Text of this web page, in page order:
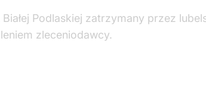
Podlaskiej zatrzymany przez
zleceniodawcy.